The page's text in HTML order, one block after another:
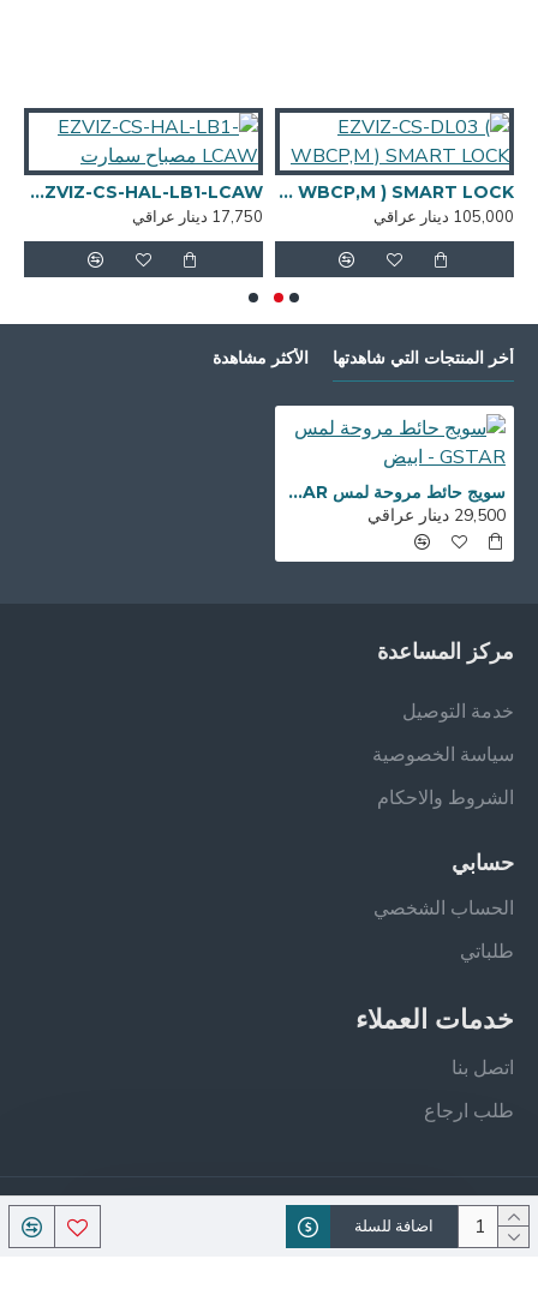
اضافة للسلة
EZVIZ-CS-DL03 ( WBCP,M ) SMART LOCK
105,000 دينار عراقي
EZVIZ-CS-HAL-LB1-LCAW مصباح سمارت
17,750 دينار عراقي
أخر المنتجات التي شاهدتها الأكثر مشاهدة
سويج حائط مروحة لمس GSTAR - ابيض
29,500 دينار عراقي
مركز المساعدة
خدمة التوصيل
سياسة الخصوصية
الشروط والاحكام
حسابي
الحساب الشخصي
طلباتي
خدمات العملاء
اتصل بنا
طلب ارجاع
جميع الحقوق محفوظة - فيلان ستور